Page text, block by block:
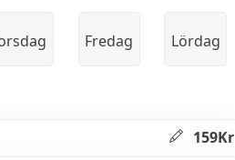
Fredag Lördag
159Kr